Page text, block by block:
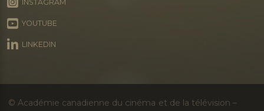
INSTAGRAM
YOUTUBE
LINKEDIN
© Académie canadienne du cinéma et de la télévision –